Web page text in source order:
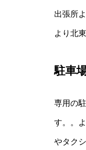
出張所
より北
駐車
専用の
す。。
やタク